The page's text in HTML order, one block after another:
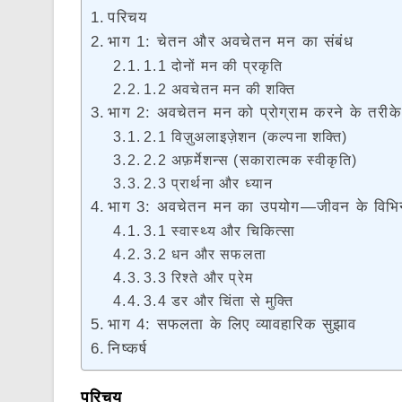
परिचय
भाग 1: चेतन और अवचेतन मन का संबंध
1.1 दोनों मन की प्रकृति
1.2 अवचेतन मन की शक्ति
भाग 2: अवचेतन मन को प्रोग्राम करने के तरीके
2.1 विज़ुअलाइज़ेशन (कल्पना शक्ति)
2.2 अफ़र्मेशन्स (सकारात्मक स्वीकृति)
2.3 प्रार्थना और ध्यान
भाग 3: अवचेतन मन का उपयोग—जीवन के
3.1 स्वास्थ्य और चिकित्सा
3.2 धन और सफलता
3.3 रिश्ते और प्रेम
3.4 डर और चिंता से मुक्ति
भाग 4: सफलता के लिए व्यावहारिक सुझाव
निष्कर्ष
परिचय